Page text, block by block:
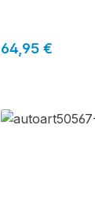
Regulärer Preis:
64,95 €